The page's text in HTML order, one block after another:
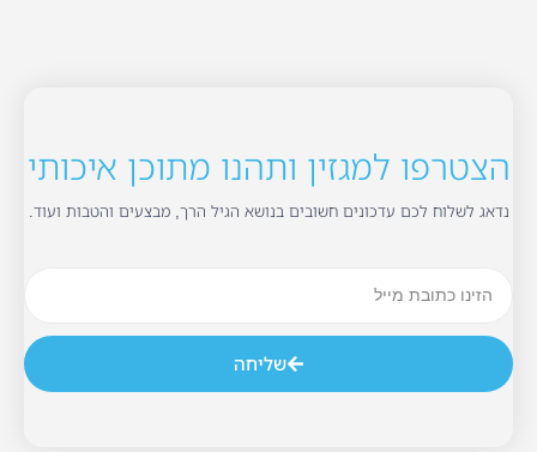
הצטרפו למגזין ותהנו מתוכן איכותי
נדאג לשלוח לכם עדכונים חשובים בנושא הגיל הרך, מבצעים והטבות ועוד.
שליחה